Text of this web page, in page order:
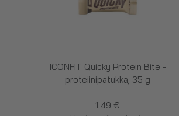
ICONFIT Quicky Protein Bite -
proteiinipatukka, 35 g
1.49 €